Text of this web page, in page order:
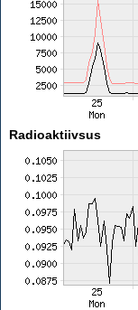
Radioaktiivsus